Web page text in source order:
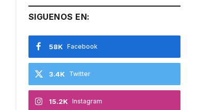
SIGUENOS EN:
Facebook
58K
Twitter
3.4K
Instagram
15.2K